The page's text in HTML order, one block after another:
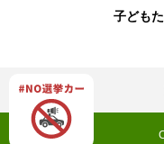
子ども